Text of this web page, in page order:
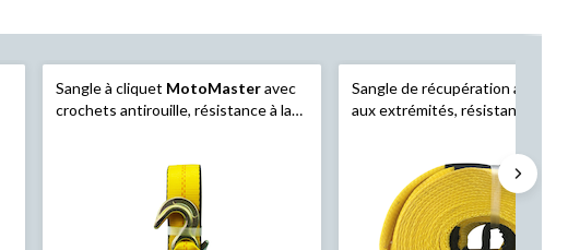
Sangle à cliquet MotoMasteravec
crochets antirouille, résistance à la
Sangle de récupération avec
aux extrémités, résistance à la
commerciale, 4 po x 30 pi